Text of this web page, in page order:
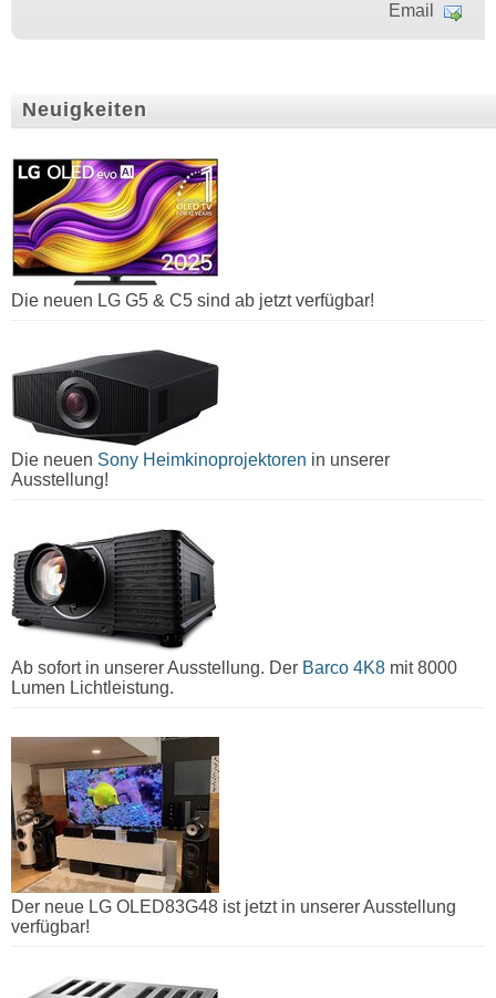
Email
Neuigkeiten
Die neuen LG G5 & C5 sind ab jetzt verfügbar!
Die neuen Sony Heimkinoprojektoren in unserer
Ausstellung!
Ab sofort in unserer Ausstellung. Der Barco 4K8 mit 8000
Lumen Lichtleistung.
Der neue LG OLED83G48 ist jetzt in unserer Ausstellung
verfügbar!